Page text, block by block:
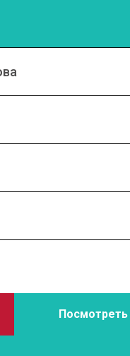
Посмотреть